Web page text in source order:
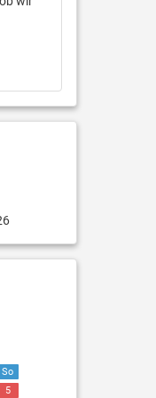
So
5